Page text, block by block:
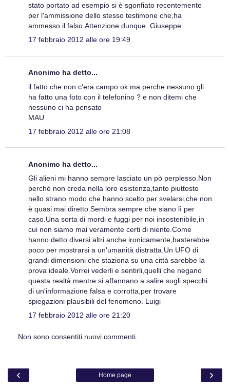
stato portato ad esempio si è sgonfiato recentemente
per l'ammissione dello stesso testimone che,ha
ammesso il falso.Attenzione dunque. Giuseppe
17 febbraio 2012 alle ore 19:49
Anonimo ha detto...
il fatto che non c'era campo ok ma perche nessuno gli
ha fatto una foto con il telefonino ? e non ditemi che
nessuno ci ha pensato
MAU
17 febbraio 2012 alle ore 21:08
Anonimo ha detto...
Gli alieni mi hanno sempre lasciato un pò perplesso.Non
perchè non creda nella loro esistenza,tanto piuttosto
nello strano modo che hanno scelto per svelarsi,che non
è quasi mai diretto.Sembra sempre che siano lì per
caso.Una sorta di mordi e fuggi per noi insostenibile,in
cui non siamo mai veramente certi di niente.Come
hanno detto diversi altri anche ironicamente,basterebbe
poco per mostrarsi a un'umanità distratta.Un UFO di
grandi dimensioni che staziona su una città sarebbe la
prova ideale.Vorrei vederli e sentirli,quelli che negano
questa realtà mentre si affannano a salire sugli specchi
di un'informazione falsa e corrotta,per trovare
spiegazioni plausibili del fenomeno. Luigi
17 febbraio 2012 alle ore 21:20
Non sono consentiti nuovi commenti.
‹ ›
Home page